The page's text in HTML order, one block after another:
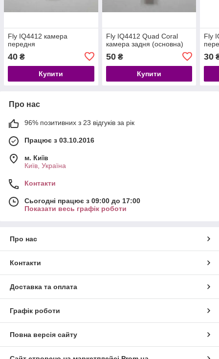
Fly IQ4412 камера
передня
40 ₴
Купити
Fly IQ4412 Quad Coral
камера задня (основна)
50₴
Купити
Fly
30
Про нас
96% позитивних з 23 відгуків за рік
Працює з 03.10.2016
м. Київ
Київ, Україна
Контакти
Сьогодні працює з 09:00 до 17:00
Показати весь графік роботи
Про нас
Контакти
Доставка та оплата
Графік роботи
Повна версія сайту